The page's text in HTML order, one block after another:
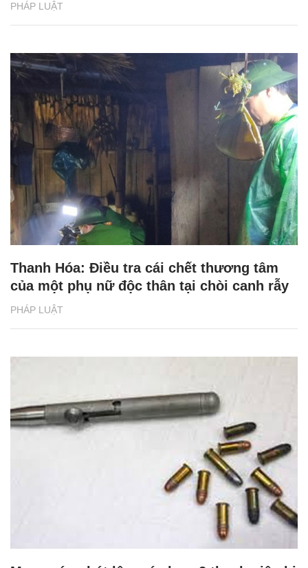
PHÁP LUẬT
PHÁP LUẬT
Thanh Hóa: Điều tra cái chết thương tâm
của một phụ nữ độc thân tại chòi canh rẫy